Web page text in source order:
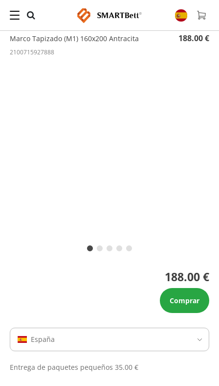
Hogar Tapicería / Marco Tapizado (M1) 160x200 Antracita
Marco Tapizado (M1) 160x200 Antracita 188.00 €
2100715927888
188.00 €
Comprar
España
Entrega de paquetes pequeños 35.00 €